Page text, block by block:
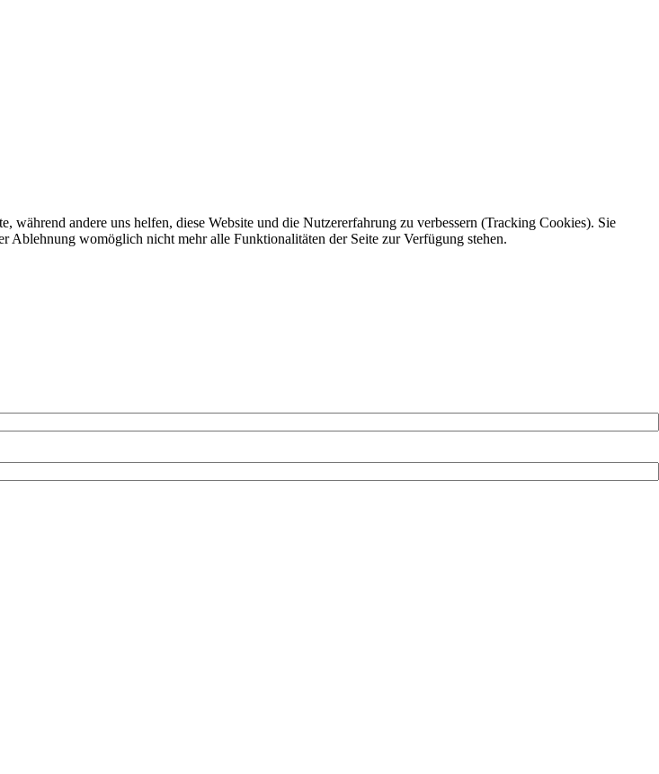
andere uns helfen, diese Website und die Nutzererfahrung zu verbessern (Tracking Cookies). Sie
Ablehnung womöglich nicht mehr alle Funktionalitäten der Seite zur Verfügung stehen.